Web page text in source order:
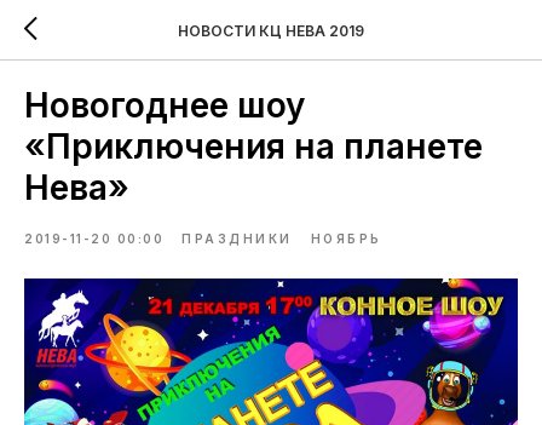
НОВОСТИ КЦ НЕВА 2019
Новогоднее шоу
«Приключения на планете
Нева»
2019-11-20 00:00 ПРАЗДНИКИ НОЯБРЬ